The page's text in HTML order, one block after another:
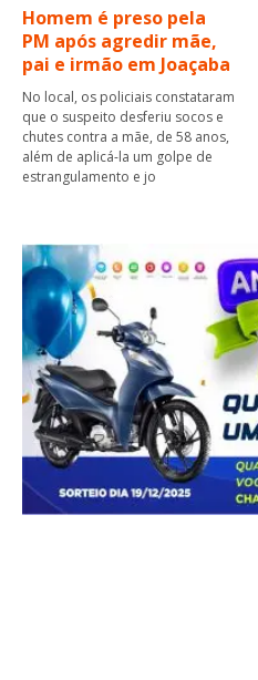
Homem é preso pela
PM após agredir mãe,
pai e irmão em Joaçaba
No local, os policiais constataram
que o suspeito desferiu socos e
chutes contra a mãe, de 58 anos,
além de aplicá-la um golpe de
estrangulamento e jo